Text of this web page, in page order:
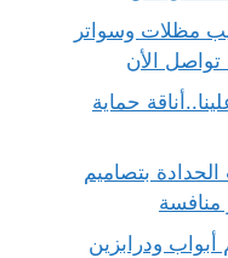
مظلات وسواتر
تواصل الأن
حماية
بتصاميم
لـ تصميم أبواب ودرابزين